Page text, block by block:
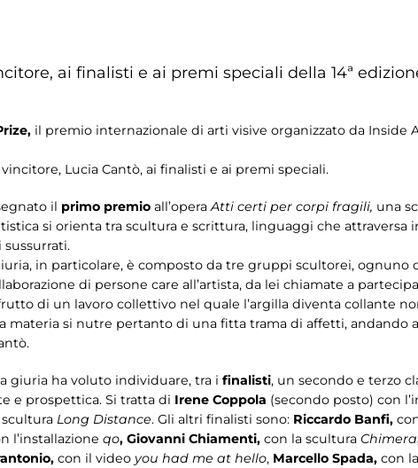
ai finalisti e ai premi speciali della 14ª
il premio internazionale di arti visive organizzato da Inside
vincitore, Lucia Cantò, ai finalisti e ai premi speciali.
il primo premio all’operaAtti certi per corpi fragili, una
si orienta tra scultura e scrittura, linguaggi che
in particolare, è composto da tre gruppi scultorei,
di persone care all’artista, da lei chiamate a
di un lavoro collettivo nel quale l’argilla diventa collante
materia si nutre pertanto di una fitta trama di affetti, andando
giuria ha voluto individuare, tra i finalisti, un secondo e terzo
e prospettica. Si tratta di Irene Coppola (secondo posto) con
Long Distance. Gli altri finalisti sono: Riccardo Banfi,
l’installazione qo, Giovanni Chiamenti, con la scultura Chimera
con il video you had me at hello, Marcello Spada, con